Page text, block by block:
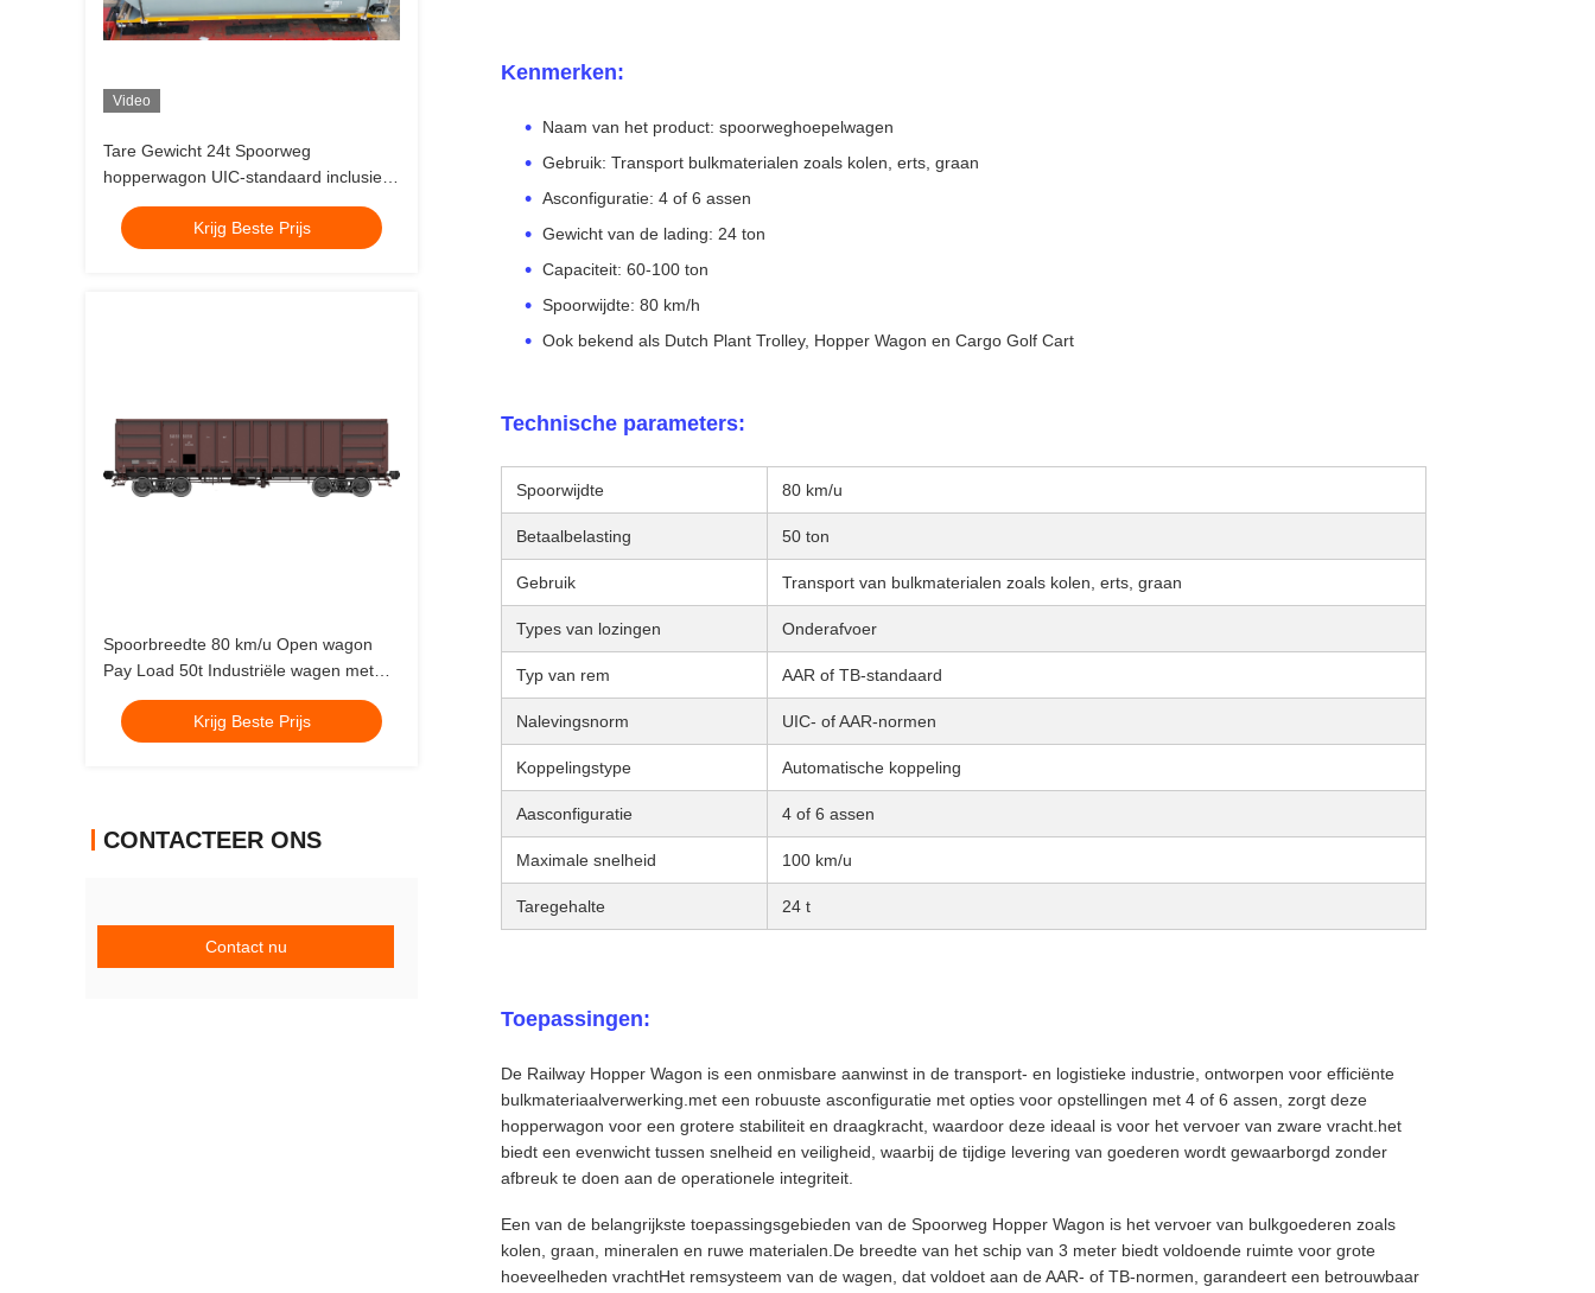
Video
Tare Gewicht 24t Spoorweg
hopperwagon UIC-standaard inclusief
remtype AAR of TB-standaard
ontworpen voor zwaar bulkgoed
Krijg Beste Prijs
Spoorbreedte 80 km/u Open wagon
Pay Load 50t Industriële wagen met
zware belasting Geschikt voor
productie en distributie
Krijg Beste Prijs
CONTACTEER ONS
Contact nu
Kenmerken:
Naam van het product: spoorweghoepelwagen
Gebruik: Transport bulkmaterialen zoals kolen, erts, graan
Asconfiguratie: 4 of 6 assen
Gewicht van de lading: 24 ton
Capaciteit: 60-100 ton
Spoorwijdte: 80 km/h
Ook bekend als Dutch Plant Trolley, Hopper Wagon en Cargo Golf Cart
Technische parameters:
Spoorwijdte 80 km/u
Betaalbelasting 50 ton
Gebruik Transport van bulkmaterialen zoals kolen, erts, graan
Types van lozingen Onderafvoer
Typ van rem AAR of TB-standaard
Nalevingsnorm UIC- of AAR-normen
Koppelingstype Automatische koppeling
Aasconfiguratie 4 of 6 assen
Maximale snelheid 100 km/u
Taregehalte 24 t
Toepassingen:
De Railway Hopper Wagon is een onmisbare aanwinst in de transport- en logistieke industrie, ontworpen voor efficiënte
bulkmateriaalverwerking.met een robuuste asconfiguratie met opties voor opstellingen met 4 of 6 assen, zorgt deze
hopperwagon voor een grotere stabiliteit en draagkracht, waardoor deze ideaal is voor het vervoer van zware vracht.het
biedt een evenwicht tussen snelheid en veiligheid, waarbij de tijdige levering van goederen wordt gewaarborgd zonder
afbreuk te doen aan de operationele integriteit.
Een van de belangrijkste toepassingsgebieden van de Spoorweg Hopper Wagon is het vervoer van bulkgoederen zoals
kolen, graan, mineralen en ruwe materialen.De breedte van het schip van 3 meter biedt voldoende ruimte voor grote
hoeveelheden vrachtHet remsysteem van de wagen, dat voldoet aan de AAR- of TB-normen, garandeert een betrouwbaar